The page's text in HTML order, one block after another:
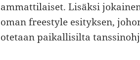
ammattilaiset. Lisäksi
oman freestyle esityksen,
otetaan paikallisilta